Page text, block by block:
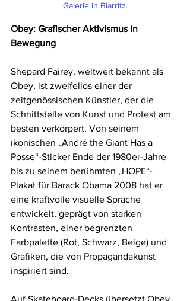
Galerie in Biarritz.
Obey: Grafischer Aktivismus in
Bewegung
Shepard Fairey, weltweit bekannt als
Obey, ist zweifellos einer der
zeitgenössischen Künstler, der die
Schnittstelle von Kunst und Protest am
besten verkörpert. Von seinem
ikonischen „André the Giant Has a
Posse“-Sticker Ende der 1980er-Jahre
bis zu seinem berühmten „HOPE“-
Plakat für Barack Obama 2008 hat er
eine kraftvolle visuelle Sprache
entwickelt, geprägt von starken
Kontrasten, einer begrenzten
Farbpalette (Rot, Schwarz, Beige) und
Grafiken, die von Propagandakunst
inspiriert sind.